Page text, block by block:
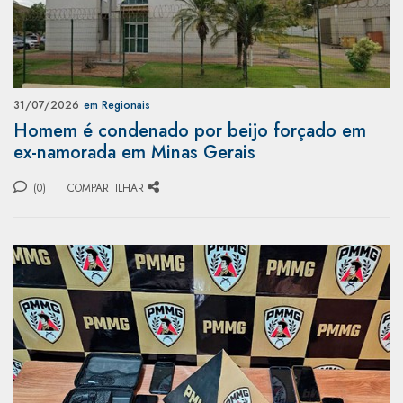
31/07/2026 em Regionais
Homem é condenado por beijo forçado em
ex-namorada em Minas Gerais
(0) COMPARTILHAR